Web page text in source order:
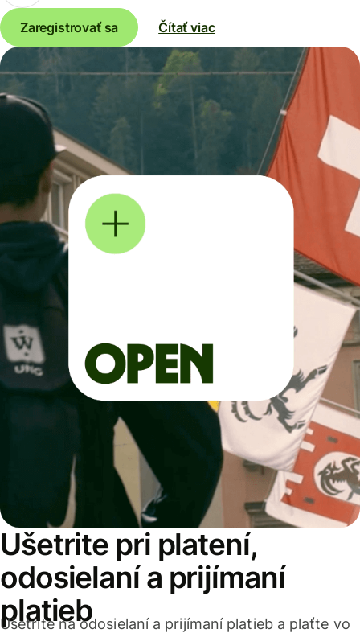
Zaregistrovať sa Čítať viac
Ušetrite pri platení,
odosielaní a prijímaní
platieb
Ušetrite na odosielaní a prijímaní platieb a plaťte vo